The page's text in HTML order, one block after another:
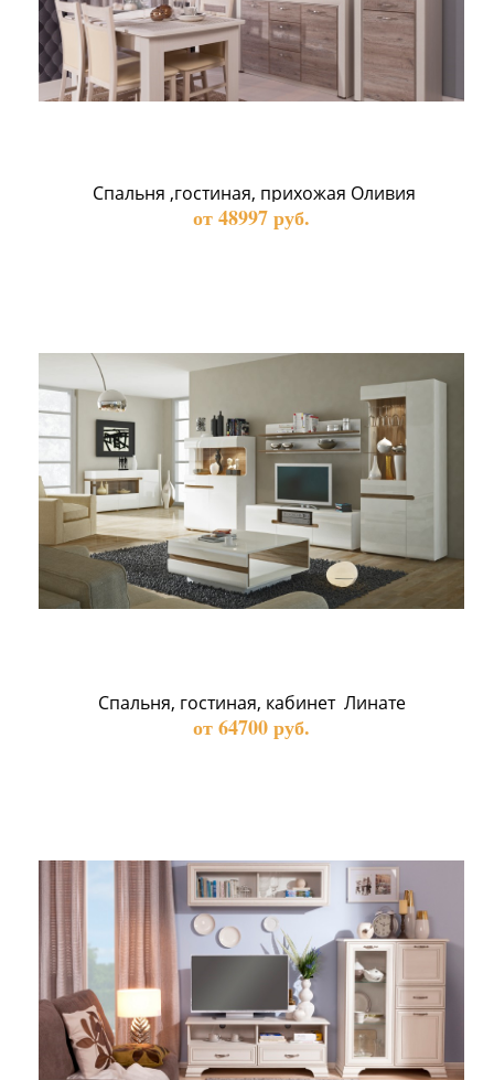
Спальня ,гостиная, прихожая Оливия
от 48997 руб.
Спальня, гостиная, кабинет  Линате
от 64700 руб.